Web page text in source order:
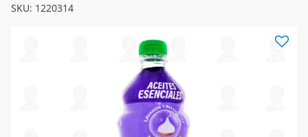
SKU: 1220314